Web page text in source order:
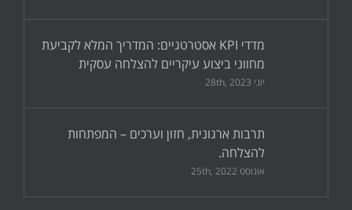
מדדי KPI אסטרטגיים: המדריך המלא לקביעת
מחווני ביצוע עיקריים להצלחה עסקית
יוני 28th, 2023
תרבות ארגונית, חזון וערכים – המפתחות
להצלחה.
אוגוסט 25th, 2022